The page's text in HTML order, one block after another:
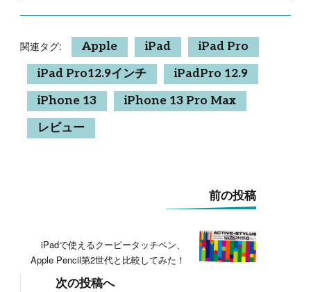
関連タグ: Apple iPad
iPad Pro
iPad Pro12.9インチ
iPadPro 12.9
iPhone 13
iPhone 13 Pro Max
レビュー
ゲ
ー
前の投稿
iPadで使えるクーピータッチペン、
Apple Pencil第2世代と比較してみた！
次の投稿へ